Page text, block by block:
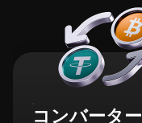
コンバーター